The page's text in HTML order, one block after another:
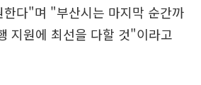
한다"며 "부산시는 마지막 순간까
지원에 최선을 다할 것"이라고